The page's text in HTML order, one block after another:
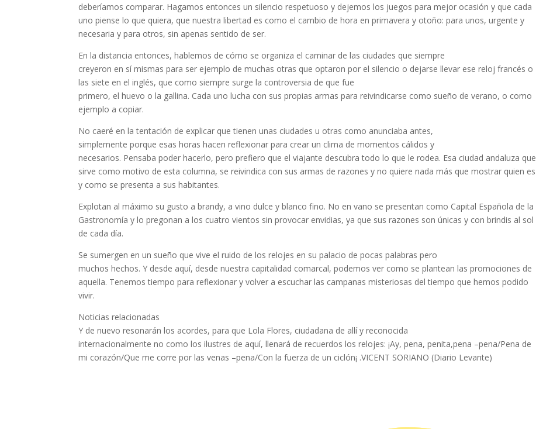
deberíamos comparar. Hagamos entonces un silencio respetuoso y dejemos los juegos para mejor ocasión y que cada
uno piense lo que quiera, que nuestra libertad es como el cambio de hora en primavera y otoño: para unos, urgente y
necesaria y para otros, sin apenas sentido de ser.
En la distancia entonces, hablemos de cómo se organiza el caminar de las ciudades que siempre
creyeron en sí mismas para ser ejemplo de muchas otras que optaron por el silencio o dejarse llevar ese reloj francés o
las siete en el inglés, que como siempre surge la controversia de que fue
primero, el huevo o la gallina. Cada uno lucha con sus propias armas para reivindicarse como sueño de verano, o como
ejemplo a copiar.
No caeré en la tentación de explicar que tienen unas ciudades u otras como anunciaba antes,
simplemente porque esas horas hacen reflexionar para crear un clima de momentos cálidos y
necesarios. Pensaba poder hacerlo, pero prefiero que el viajante descubra todo lo que le rodea. Esa ciudad andaluza que
sirve como motivo de esta columna, se reivindica con sus armas de razones y no quiere nada más que mostrar quien es
y como se presenta a sus habitantes.
Explotan al máximo su gusto a brandy, a vino dulce y blanco fino. No en vano se presentan como Capital Española de la
Gastronomía y lo pregonan a los cuatro vientos sin provocar envidias, ya que sus razones son únicas y con brindis al sol
de cada día.
Se sumergen en un sueño que vive el ruido de los relojes en su palacio de pocas palabras pero
muchos hechos. Y desde aquí, desde nuestra capitalidad comarcal, podemos ver como se plantean las promociones de
aquella. Tenemos tiempo para reflexionar y volver a escuchar las campanas misteriosas del tiempo que hemos podido
vivir.
Noticias relacionadas
Y de nuevo resonarán los acordes, para que Lola Flores, ciudadana de allí y reconocida
internacionalmente no como los ilustres de aquí, llenará de recuerdos los relojes: ¡Ay, pena, penita,pena –pena/Pena de
mi corazón/Que me corre por las venas –pena/Con la fuerza de un ciclón¡ .VICENT SORIANO (Diario Levante)